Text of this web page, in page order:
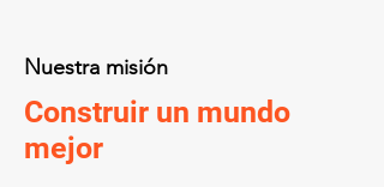
Nuestra misión
Construir un mundo
mejor